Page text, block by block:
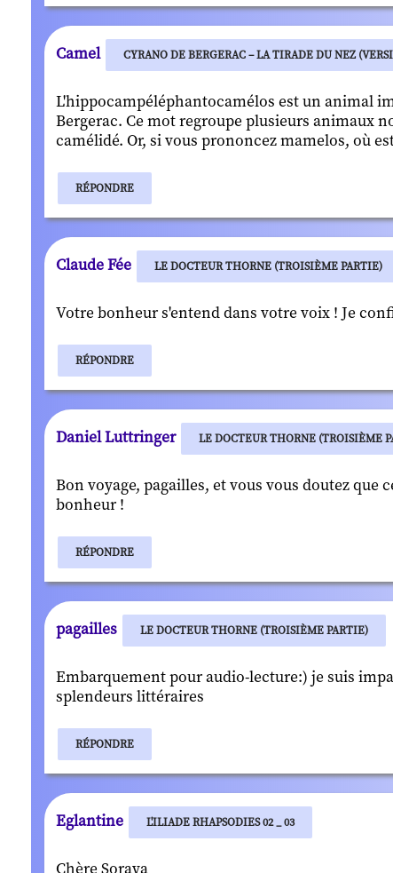
Camel CYRANO DE BERGERAC – LA TIRADE DU NEZ
L'hippocampéléphantocamélos est un animal
Bergerac. Ce mot regroupe plusieurs animaux
camélidé. Or, si vous prononcez mamelos, où
RÉPONDRE
Claude Fée LE DOCTEUR THORNE (TROISIÈME PARTIE)
Votre bonheur s'entend dans votre voix ! Je
RÉPONDRE
Daniel Luttringer LE DOCTEUR THORNE (TROISIÈME
Bon voyage, pagailles, et vous vous doutez que
bonheur !
RÉPONDRE
pagailles LE DOCTEUR THORNE (TROISIÈME PARTIE)
Embarquement pour audio-lecture:) je suis
splendeurs littéraires
RÉPONDRE
Eglantine L'ILIADE RHAPSODIES 02 _ 03